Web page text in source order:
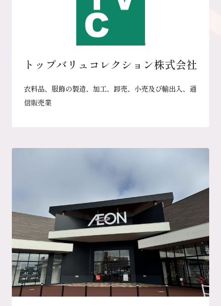
トップバリュコレクション株式会社
衣料品、服飾の製造、加工、卸売、小売及び輸出入、通
信販売業